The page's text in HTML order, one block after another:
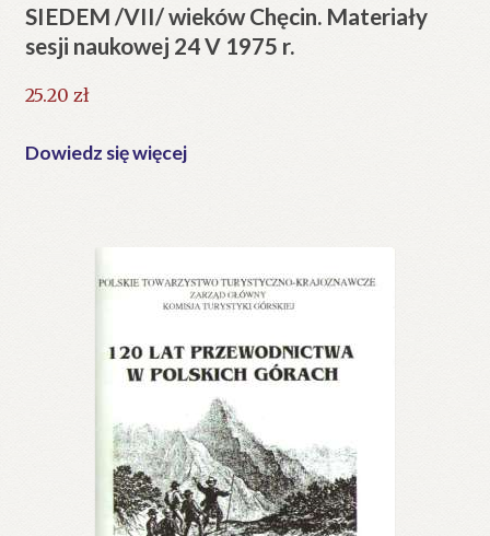
SIEDEM /VII/ wieków Chęcin. Materiały
sesji naukowej 24 V 1975 r.
25.20 zł
Dowiedz się więcej